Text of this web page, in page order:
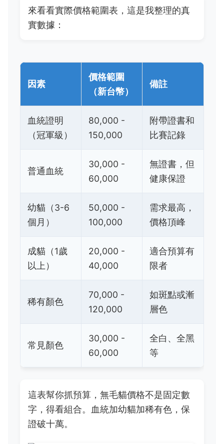
來看看實際價格範圍表，這是我整理的真
實數據：
因素
價格範圍
（新台幣）
備註
血統證明
（冠軍級）
80,000 -
150,000
附帶證書和
比賽記錄
普通血統
30,000 -
60,000
無證書，但
健康保證
幼貓（3-6
個月）
50,000 -
100,000
需求最高，
價格頂峰
成貓（1歲
以上）
20,000 -
40,000
適合預算有
限者
稀有顏色
70,000 -
120,000
如斑點或漸
層色
常見顏色
30,000 -
60,000
全白、全黑
等
這表幫你抓預算，無毛貓價格不是固定數
字，得看組合。血統加幼貓加稀有色，保
證破十萬。